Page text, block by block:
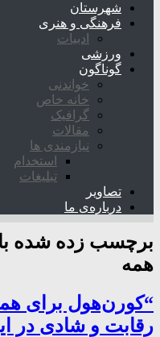
شهرستان
فرهنگی و هنری
ادبیات
ورزشی
گوناگون
خواندنی
خانه خاص
گرافیک
مقالات
نیازمندی ها
استخدام
تبلیغات
تصاویر
درباره‌ی ما
برچسب زده شده
همه
“کورن‌هول برای
رقابت و شادی در